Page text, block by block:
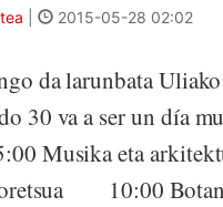
2015-05-28 02:02
da larunbata
30 va a ser un día
Musika eta
loretsua 10:00